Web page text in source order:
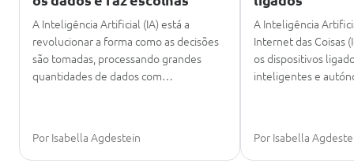
A Inteligência Artificial (IA) está a
revolucionar a forma como as decisões
são tomadas, processando grandes
quantidades de dados com…
Por Isabella Agdestein
A Inteligência
Internet das Coisas
os dispositivos
inteligentes e
Por Isabella